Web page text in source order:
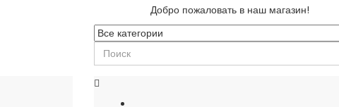
Добро пожаловать в наш магазин!